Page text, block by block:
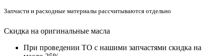
Запчасти и расходные материалы рассчитываются отдельно
Скидка на оригинальные масла
При проведении ТО с нашими запчастями скидка на